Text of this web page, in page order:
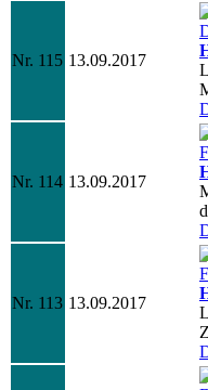
Nr. 115 13.09.2017
Nr. 114 13.09.2017
Nr. 113 13.09.2017